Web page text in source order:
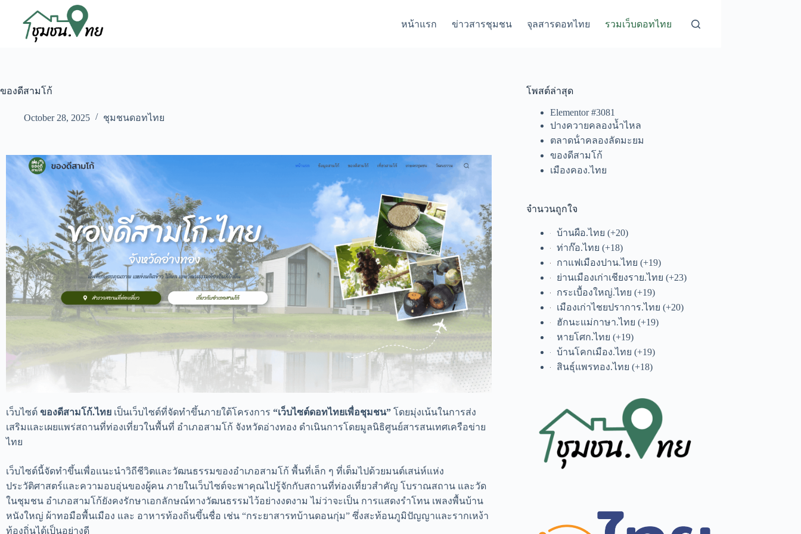
หน้าแรก ข่าวสารชุมชน จุลสารดอทไทย รวมเว็บดอทไทย
ของดีสามโก้
October 28, 2025 ชุมชนดอทไทย
เว็บไซต์ ของดีสามโก้.ไทย เป็นเว็บไซต์ที่จัดทำขึ้นภายใต้โครงการ “เว็บไซต์ดอทไทยเพื่อชุมชน” โดยมุ่งเน้นในการส่ง
เสริมและเผยแพร่สถานที่ท่องเที่ยวในพื้นที่ อำเภอสามโก้ จังหวัดอ่างทอง ดำเนินการโดยมูลนิธิศูนย์สารสนเทศเครือข่าย
ไทย
เว็บไซต์นี้จัดทำขึ้นเพื่อแนะนำวิถีชีวิตและวัฒนธรรมของอำเภอสามโก้ พื้นที่เล็ก ๆ ที่เต็มไปด้วยมนต์เสน่ห์แห่ง
ประวัติศาสตร์และความอบอุ่นของผู้คน ภายในเว็บไซต์จะพาคุณไปรู้จักกับสถานที่ท่องเที่ยวสำคัญ โบราณสถาน และวัด
ในชุมชน อำเภอสามโก้ยังคงรักษาเอกลักษณ์ทางวัฒนธรรมไว้อย่างงดงาม ไม่ว่าจะเป็น การแสดงรำโทน เพลงพื้นบ้าน
หนังใหญ่ ผ้าทอมือพื้นเมือง และ อาหารท้องถิ่นขึ้นชื่อ เช่น “กระยาสารทบ้านดอนกุ่ม” ซึ่งสะท้อนภูมิปัญญาและรากเหง้า
ท้องถิ่นได้เป็นอย่างดี
โพสต์ล่าสุด
Elementor #3081
ปางควายคลองน้ำไหล
ตลาดน้ําคลองลัดมะยม
ของดีสามโก้
เมืองคอง.ไทย
จำนวนถูกใจ
บ้านผือ.ไทย +20
ท่าก๊อ.ไทย +18
กาแฟเมืองปาน.ไทย +19
ย่านเมืองเก่าเชียงราย.ไทย +23
กระเบื้องใหญ่.ไทย +19
เมืองเก่าไชยปราการ.ไทย +20
ฮักนะแม่กาษา.ไทย +19
หายโศก.ไทย +19
บ้านโคกเมือง.ไทย +19
สินธุ์แพรทอง.ไทย +18